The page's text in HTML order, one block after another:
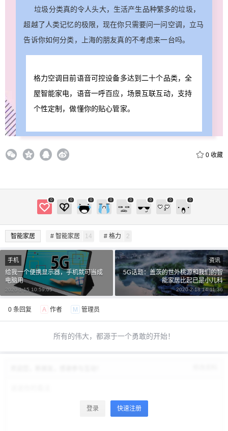
垃圾分类真的令人头大，生活产生品种繁多的垃圾，
超越了人类记忆的极限，现在你只需要问一问空调，立马
告诉你如何分类，上海的朋友真的不考虑来一台吗。
格力空调目前语音可控设备多达到二十个品类，全
屋智能家电，语音一呼百应，场景互联互动，支持
个性定制，做懂你的贴心管家。
0 收藏
0 0 0 0 0 0 0 0
智能家居 # 智能家居 14 # 格力 2
手机
给我一个便携显示器，手机就可当成
电脑用
2020-1-15 10:59:05
资讯
5G话题：盖茨的世外桃源和我们的智
能家居比起已是小儿科
2020-2-18 14:11:36
0 条回复 A 作者 M 管理员
所有的伟大，都源于一个勇敢的开始！
登录 快速注册